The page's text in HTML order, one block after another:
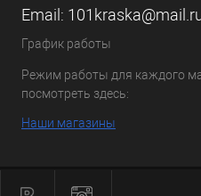
Email:
График работы
Режим работы для каждого
посмотреть здесь:
Наши магазины